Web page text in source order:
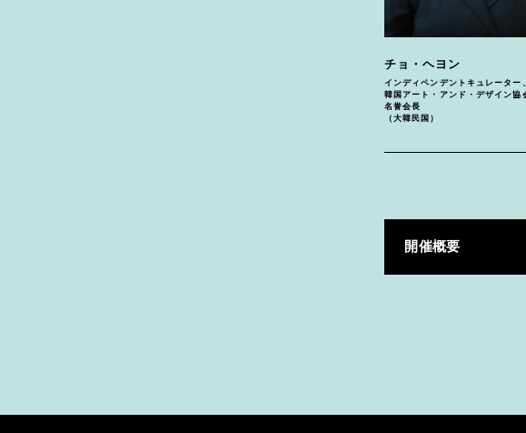
チョ・ヘヨン
インディペンデントキュレーター、
韓国アート・アンド・デザイン
名誉会長
（大韓民国）
開催概要